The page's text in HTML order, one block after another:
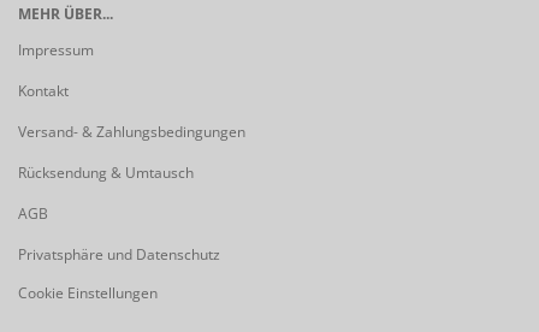
MEHR ÜBER...
Impressum
Kontakt
Versand- & Zahlungsbedingungen
Rücksendung & Umtausch
AGB
Privatsphäre und Datenschutz
Cookie Einstellungen